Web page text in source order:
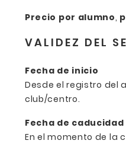
Precio por alumno,
VALIDEZ DEL
Fecha de inicio
Desde el registro del
club/centro.
Fecha de caducidad
En el momento de la